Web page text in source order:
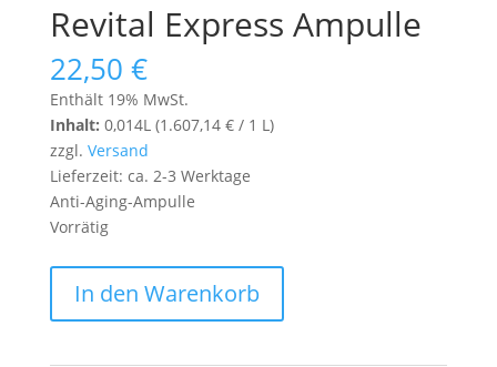
Revital Express Ampulle
22,50 €
Enthält 19% MwSt.
Inhalt: 0,014L (1.607,14 €/ 1 L)
zzgl. Versand
Lieferzeit: ca. 2-3 Werktage
Anti-Aging-Ampulle
Vorrätig
Express
Ampulle
In den Warenkorb